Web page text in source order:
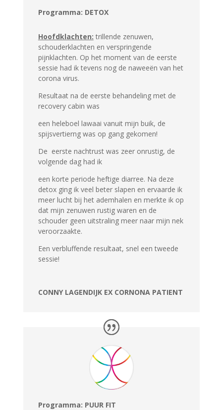
Programma: DETOX
Hoofdklachten: trillende zenuwen,
schouderklachten en verspringende
pijnklachten. Op het moment van de eerste
sessie had ik tevens nog de naweeën van het
corona virus.
Resultaat na de eerste behandeling met de
recovery cabin was
een heleboel lawaai vanuit mijn buik, de
spijsvertierng was op gang gekomen!
De eerste nachtrust was zeer onrustig, de
volgende dag had ik
een korte periode heftige diarree. Na deze
detox ging ik veel beter slapen en ervaarde ik
meer lucht bij het ademhalen en merkte ik op
dat mijn zenuwen rustig waren en de
schouder geen uitstraling meer naar mijn nek
veroorzaakte.
Een verbluffende resultaat, snel een tweede
sessie!
CONNY LAGENDIJK EX CORNONA PATIENT
Programma: PUUR FIT